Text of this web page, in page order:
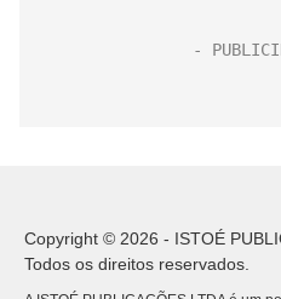
Copyright © 2026 - ISTOÉ
Todos os direitos reservados.